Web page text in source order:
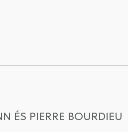
ÉS PIERRE BOURDIEU